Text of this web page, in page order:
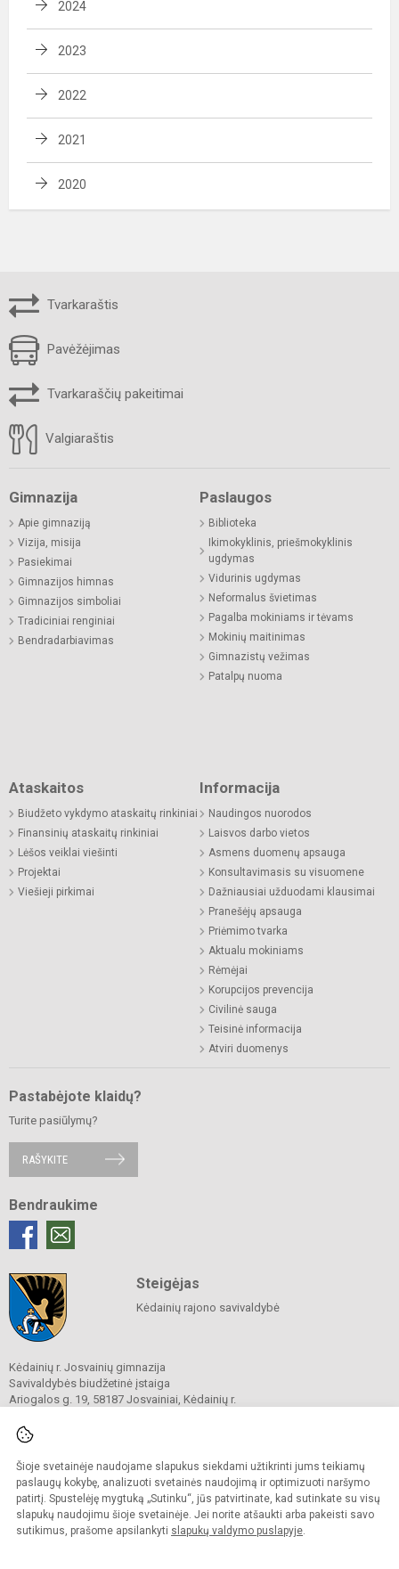
Šioje svetainėje naudojame slapukus siekdami užtikrinti jums teikiamų
paslaugų kokybę, analizuoti svetainės naudojimą ir optimizuoti naršymo
patirtį. Spustelėję mygtuką „Sutinku“, jūs patvirtinate, kad sutinkate su visų
slapukų naudojimu šioje svetainėje. Jei norite atšaukti arba pakeisti savo
sutikimus, prašome apsilankyti slapukų valdymo puslapyje.
2024
2023
2022
2021
2020
Tvarkaraštis
Pavėžėjimas
Tvarkaraščių pakeitimai
Valgiaraštis
Gimnazija
Apie gimnaziją
Vizija, misija
Pasiekimai
Gimnazijos himnas
Gimnazijos simboliai
Tradiciniai renginiai
Bendradarbiavimas
Paslaugos
Biblioteka
Ikimokyklinis, priešmokyklinis
ugdymas
Vidurinis ugdymas
Neformalus švietimas
Pagalba mokiniams ir tėvams
Mokinių maitinimas
Gimnazistų vežimas
Patalpų nuoma
Ataskaitos
Biudžeto vykdymo ataskaitų rinkiniai
Finansinių ataskaitų rinkiniai
Lėšos veiklai viešinti
Projektai
Viešieji pirkimai
Informacija
Naudingos nuorodos
Laisvos darbo vietos
Asmens duomenų apsauga
Konsultavimasis su visuomene
Dažniausiai užduodami klausimai
Pranešėjų apsauga
Priėmimo tvarka
Aktualu mokiniams
Rėmėjai
Korupcijos prevencija
Civilinė sauga
Teisinė informacija
Atviri duomenys
Pastabėjote klaidų?
Turite pasiūlymų?
RAŠYKITE
Bendraukime
Steigėjas
Kėdainių rajono savivaldybė
Kėdainių r. Josvainių gimnazija
Savivaldybės biudžetinė įstaiga
Ariogalos g. 19, 58187 Josvainiai, Kėdainių r.
El. p.
Duomenys kaupiami ir saugomi
Juridinių asmenų registre
Įmonės kodas 191018728